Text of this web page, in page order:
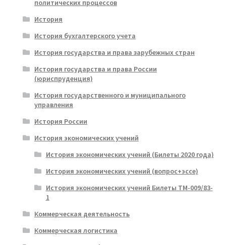
политических процессов
История
История бухгалтерского учета
История государства и права зарубежных стран
История государства и права России
(юриспруденция)
История государственного и муниципального
управления
История России
История экономических учений
История экономических учений (Билеты 2020 года)
История экономических учений (вопрос+эссе)
История экономических учений Билеты ТМ-009/83-
1
Коммерческая деятельность
Коммерческая логистика